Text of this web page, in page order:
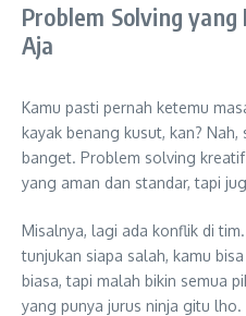
Problem Solving
Aja
Kamu pasti pernah ketemu
kayak benang kusut, kan?
banget. Problem solving
yang aman dan standar, tapi
Misalnya, lagi ada konflik di
tunjukan siapa salah, kamu
biasa, tapi malah bikin semua
yang punya jurus ninja gitu